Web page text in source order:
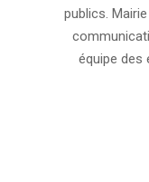
publics.
équipe des